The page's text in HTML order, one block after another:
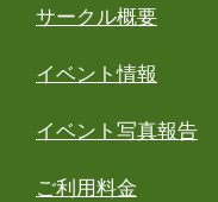
サークル概要
イベント情報
イベント写真報告
ご利用料金